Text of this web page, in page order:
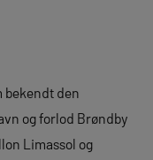
bekendt den
og forlod Brøndby
Limassol og